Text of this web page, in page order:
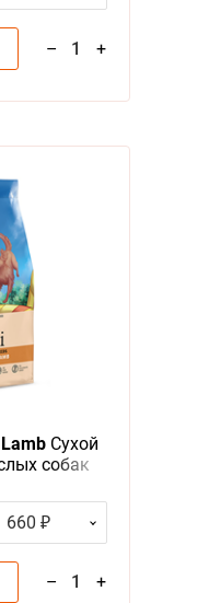
– 1 +
Сухой
собак
660 ₽
– 1 +